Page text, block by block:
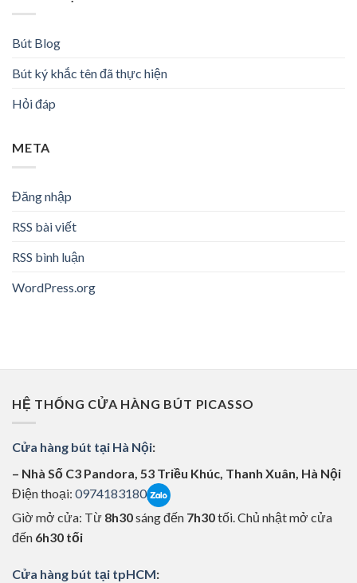
Bút Blog
Bút ký khắc tên đã thực hiện
Hỏi đáp
META
Đăng nhập
RSS bài viết
RSS bình luận
WordPress.org
HỆ THỐNG CỬA HÀNG BÚT PICASSO
Cửa hàng bút tại Hà Nội:
– Nhà Số C3 Pandora, 53 Triều Khúc, Thanh Xuân, Hà Nội
Điện thoại: 0974183180
Giờ mở cửa: Từ 8h30sáng đến 7h30tối. Chủ nhật mở cửa
đến 6h30 tối
Cửa hàng bút tại tpHCM: